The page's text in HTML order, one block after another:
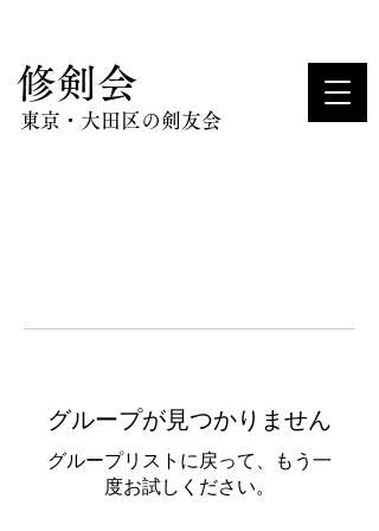
​修剣会
東京・大田区の剣友会
グループが見つかりません
グループリストに戻って、もう一
度お試しください。